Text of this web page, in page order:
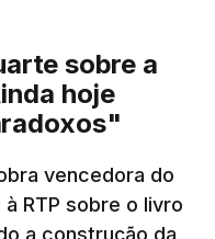
sobre a
hoje
vencedora do
RTP sobre o livro
a construção da